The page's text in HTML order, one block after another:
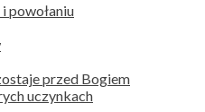
powołaniu
przed Bogiem
uczynkach